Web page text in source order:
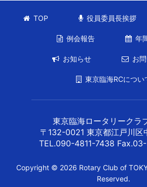
TOP 役員委員長挨拶
例会報告 年
お知らせ お
東京臨海RCについ
東京臨海ロータリークラ
〒132-0021 東京都江戸川区
TEL.090-4811-7438
Copyright © 2026 Rotary Club of
Reserved.